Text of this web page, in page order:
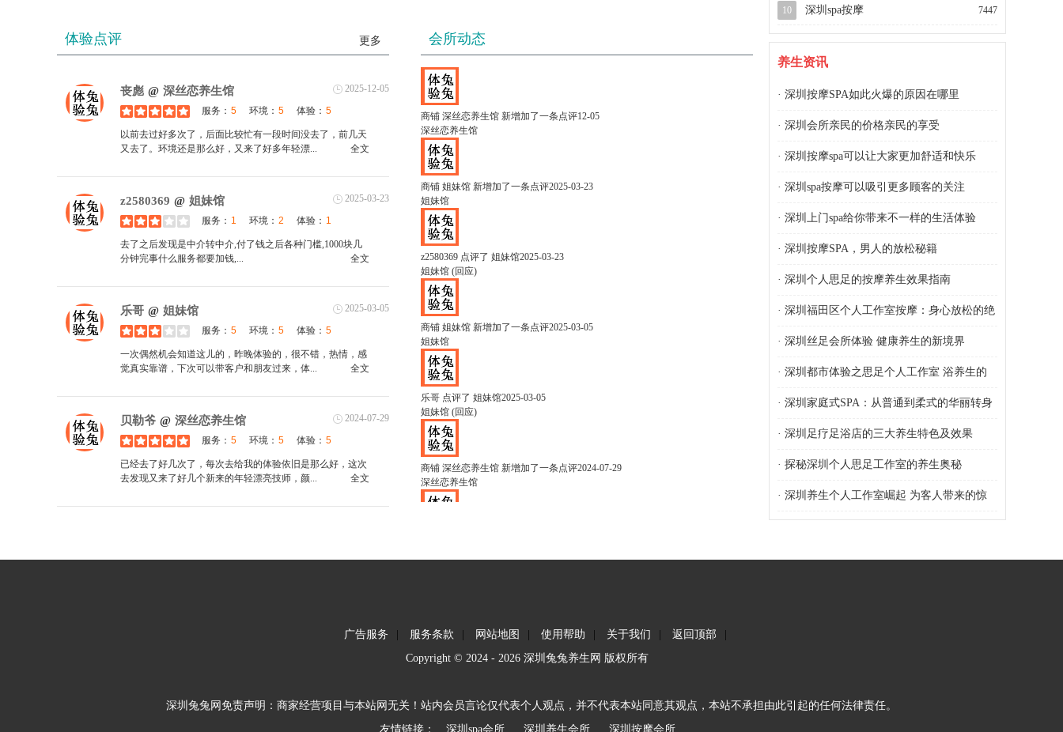
更多
体验点评
2025-12-05
丧彪 @ 深丝恋养生馆
服务： 5 环境： 5 体验： 5
全文
以前去过好多次了，后面比较忙有一段时间没去了，前几天
又去了。环境还是那么好，又来了好多年轻漂...
2025-03-23
z2580369 @ 姐妹馆
服务： 1 环境： 2 体验： 1
全文
去了之后发现是中介转中介,付了钱之后各种门槛,1000块几
分钟完事什么服务都要加钱, ...
2025-03-05
乐哥 @ 姐妹馆
服务： 5 环境： 5 体验： 5
全文
一次偶然机会知道这儿的，昨晚体验的，很不错，热情，感
觉真实靠谱，下次可以带客户和朋友过来，体...
2024-07-29
贝勒爷 @ 深丝恋养生馆
服务： 5 环境： 5 体验： 5
全文
已经去了好几次了，每次去给我的体验依旧是那么好，这次
去发现又来了好几个新来的年轻漂亮技师，颜...
会所动态
商铺 深丝恋养生馆 新增加了一条点评12-05
深丝恋养生馆
商铺 姐妹馆 新增加了一条点评2025-03-23
姐妹馆
z2580369 点评了 姐妹馆2025-03-23
姐妹馆 (回应)
商铺 姐妹馆 新增加了一条点评2025-03-05
姐妹馆
乐哥 点评了 姐妹馆2025-03-05
姐妹馆 (回应)
商铺 深丝恋养生馆 新增加了一条点评2024-07-29
深丝恋养生馆
7447
10 深圳spa按摩
养生资讯
· 深圳按摩SPA如此火爆的原因在哪里
· 深圳会所亲民的价格亲民的享受
· 深圳按摩spa可以让大家更加舒适和快乐
· 深圳spa按摩可以吸引更多顾客的关注
· 深圳上门spa给你带来不一样的生活体验
· 深圳按摩SPA，男人的放松秘籍
· 深圳个人思足的按摩养生效果指南
· 深圳福田区个人工作室按摩：身心放松的绝
佳之选
· 深圳丝足会所体验 健康养生的新境界
· 深圳都市体验之思足个人工作室 浴养生的
个性化体验
· 深圳家庭式SPA：从普通到柔式的华丽转身
· 深圳足疗足浴店的三大养生特色及效果
· 探秘深圳个人思足工作室的养生奥秘
· 深圳养生个人工作室崛起 为客人带来的惊
广告服务 服务条款 网站地图 使用帮助 关于我们 返回顶部
Copyright © 2024 - 2026 深圳兔兔养生网 版权所有
深圳兔兔网免责声明：商家经营项目与本站网无关！站内会员言论仅代表个人观点，并不代表本站同意其观点，本站不承担由此引起的任何法律责任。
友情链接：
深圳spa会所 深圳养生会所 深圳按摩会所